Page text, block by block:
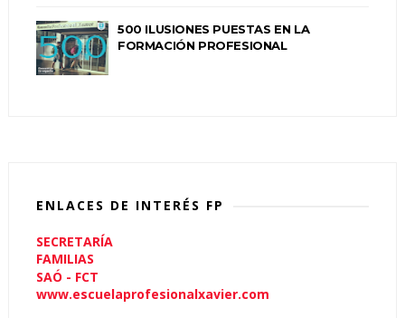
500 ILUSIONES PUESTAS EN LA
FORMACIÓN PROFESIONAL
ENLACES DE INTERÉS FP
SECRETARÍA
FAMILIAS
SAÓ - FCT
www.escuelaprofesionalxavier.com